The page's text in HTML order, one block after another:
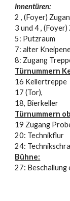
Innentüren:
2 , (Foyer)
3 und 4 , (Foyer)
5: Putzraum
7: alter
8: Zugang
Türnummern
16 Kellertreppe
17 (Tor),
18, Bierkeller
Türnummern
19 Zugang
20: Technikflur
24:
Bühne:
27: Beschallung